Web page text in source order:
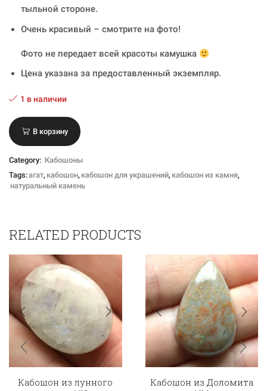
тыльной стороне.
Очень красивый – смотрите на фото!
Фото не передает всей красоты камушка
Цена указана за предоставленный экземпляр.
1 в наличии
В корзину
Category: Кабошоны
Tags:агат, кабошон, кабошон для украшений, кабошон из камня,
натуральный камень
RELATED PRODUCTS
Кабошон из лунного
Кабошон из Доломита